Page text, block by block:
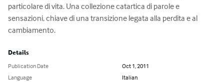
particolare di vita. Una collezione catartica di parole e
sensazioni, chiave di una transizione legata alla perdita e al
cambiamento.
Details
Publication Date
Oct 1, 2011
Language
Italian